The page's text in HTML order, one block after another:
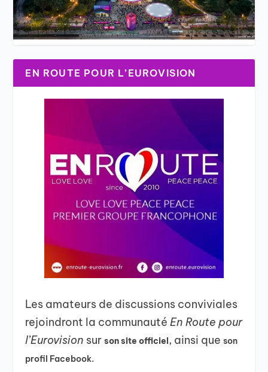
EN ROUTE POUR L’EUROVISION
Les amateurs de discussions conviviales
rejoindront la communautéEn Route pour
l’Eurovision surson site officiel, ainsi queson
profil Facebook.